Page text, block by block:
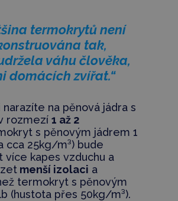
termokrytů není
tak,
váhu člověka,
domácích zvířat.“
narazíte na pěnová jádra s
rozmezí 1 až 2
s pěnovým jádrem 1
cca 25kg/m³) bude
více kapes vzduchu a
menší izolaci a
termokryt s pěnovým
(hustota přes 50kg/m³).